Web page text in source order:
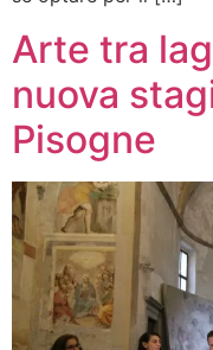
Arte tra
nuova
Pisogne